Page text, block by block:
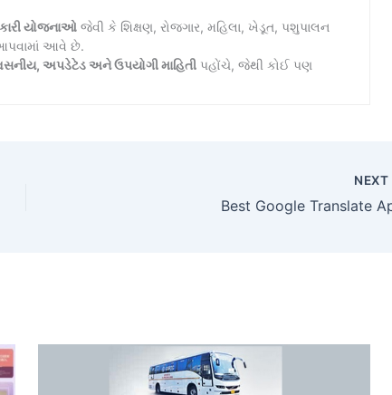
યોજનાઓ જેવી કે શિક્ષણ, રોજગાર, મહિલા, ખેડૂત, પશુપાલન
આપવામાં આવે છે.
અપડેટેડ અને ઉપયોગી માહિતી પહોંચે, જેથી કોઈ પણ
NEXT
Best Google Translate